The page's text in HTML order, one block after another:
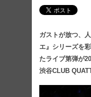
ガストが放つ、
エ』シリーズを
たライブ第弾が
渋谷CLUB